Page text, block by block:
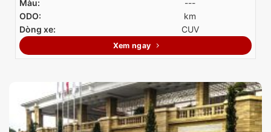
Màu:
---
ODO:
km
Dòng xe:
CUV
Xem ngay